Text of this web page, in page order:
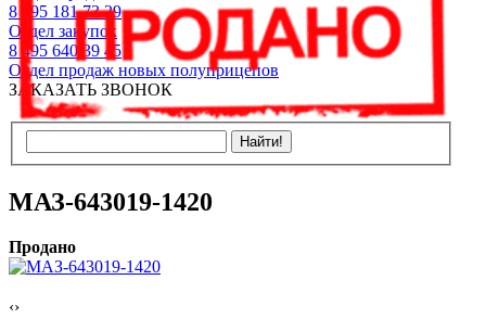
8 495 181 73 29
Отдел закупок
8 495 640 39 45
Отдел продаж новых полуприцепов
ЗАКАЗАТЬ ЗВОНОК
МАЗ-643019-1420
Продано
‹›